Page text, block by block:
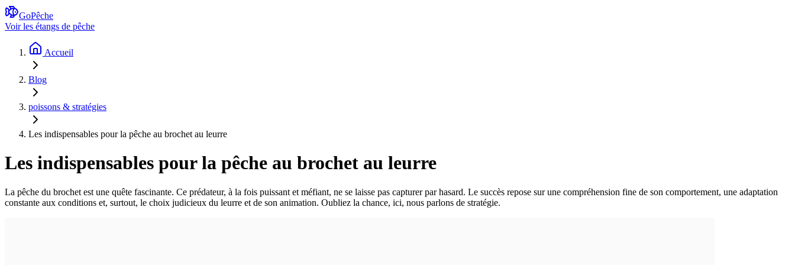
GoPêche
Voir les étangs de pêche
Accueil
Blog
poissons & stratégies
Les indispensables pour la pêche au brochet au leurre
Les indispensables pour la pêche au brochet au leurre
La pêche du brochet est une quête fascinante. Ce prédateur, à la fois puissant et méfiant, ne se laisse pas capturer par hasard. Le succès repose sur une compréhension fine de son comportement, une adaptation
constante aux conditions et, surtout, le choix judicieux du leurre et de son animation. Oubliez la chance, ici, nous parlons de stratégie.